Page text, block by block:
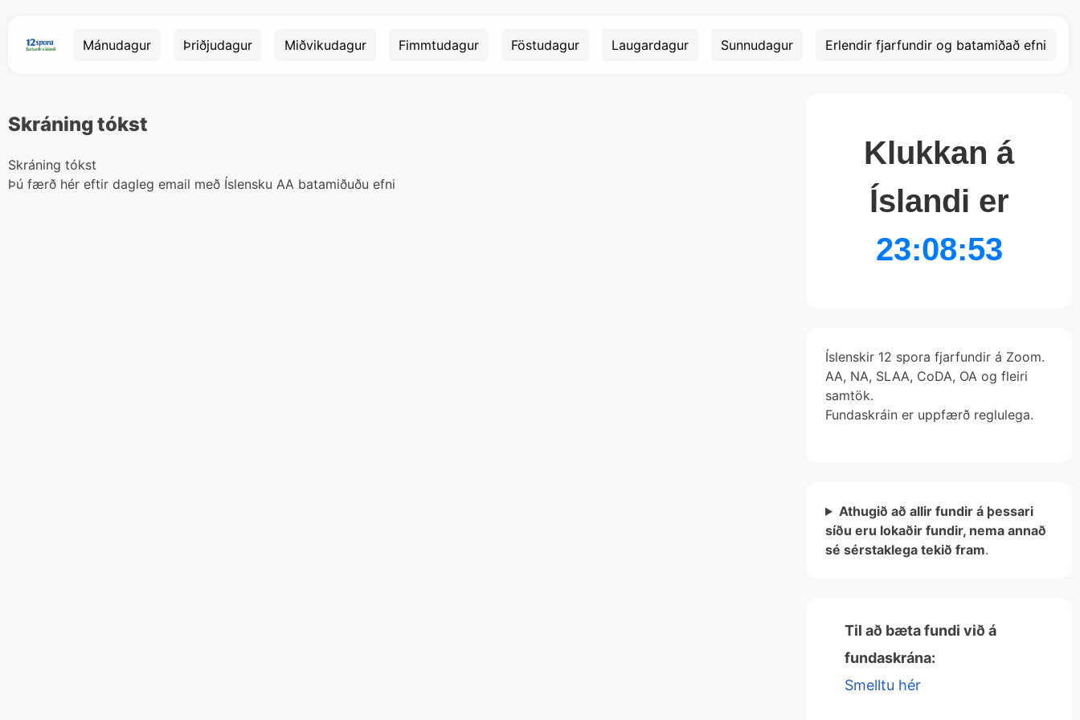
Mánudagur Þriðjudagur Miðvikudagur Fimmtudagur Föstudagur Laugardagur Sunnudagur Erlendir fjarfundir og batamiðað efni
Skráning tókst
Skráning tókst
Þú færð hér eftir dagleg email með Íslensku AA batamiðuðu efni
Klukkan á
Íslandi er
23:08:53
Íslenskir 12 spora fjarfundir á Zoom.
AA, NA, SLAA, CoDA, OA og fleiri
samtök.
Fundaskráin er uppfærð reglulega.
Athugið að allir fundir á þessari
síðu eru lokaðir fundir, nema annað
sé sérstaklega tekið fram.
Til að bæta fundi við á
fundaskrána:
Smelltu hér